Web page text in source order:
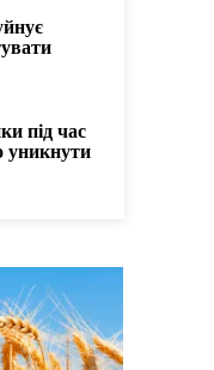
під час
уникнути